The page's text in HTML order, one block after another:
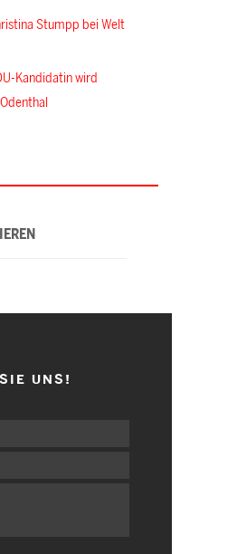
Stumpp bei Welt
Kandidatin wird
UNS!